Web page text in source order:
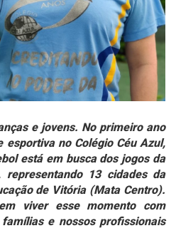
e jovens. No primeiro ano
esportiva no Colégio Céu Azul,
está em busca dos jogos da
representando 13 cidades da
de Vitória (Mata Centro).
viver esse momento com
e nossos profissionais